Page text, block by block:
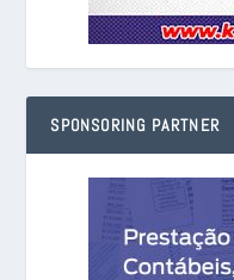
SPONSORING PARTNER